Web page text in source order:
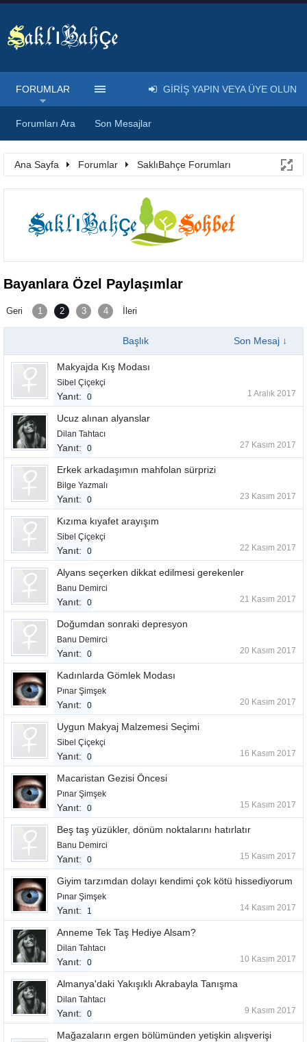
Ana Sayfa Forumlar SaklıBahçe Forumları
Bayanlara Özel Paylaşımlar
Geri 1 2 3 4 İleri
Başlık Son Mesaj ↓
Makyajda Kış Modası
Sibel Çiçekçi
Yanıt: 0 1 Aralık 2017
Ucuz alınan alyanslar
Dilan Tahtacı
Yanıt: 0 27 Kasım 2017
Erkek arkadaşımın mahfolan sürprizi
Bilge Yazmalı
Yanıt: 0 23 Kasım 2017
Kızıma kıyafet arayışım
Sibel Çiçekçi
Yanıt: 0 22 Kasım 2017
Alyans seçerken dikkat edilmesi gerekenler
Banu Demirci
Yanıt: 0 21 Kasım 2017
Doğumdan sonraki depresyon
Banu Demirci
Yanıt: 0 20 Kasım 2017
Kadınlarda Gömlek Modası
Pınar Şimşek
Yanıt: 0 20 Kasım 2017
Uygun Makyaj Malzemesi Seçimi
Sibel Çiçekçi
Yanıt: 0 16 Kasım 2017
Macaristan Gezisi Öncesi
Pınar Şimşek
Yanıt: 0 15 Kasım 2017
Beş taş yüzükler, dönüm noktalarını hatırlatır
Banu Demirci
Yanıt: 0 15 Kasım 2017
Giyim tarzımdan dolayı kendimi çok kötü hissediyorum
Pınar Şimşek
Yanıt: 1 14 Kasım 2017
Anneme Tek Taş Hediye Alsam?
Dilan Tahtacı
Yanıt: 0 10 Kasım 2017
Almanya'daki Yakışıklı Akrabayla Tanışma
Dilan Tahtacı
Yanıt: 0 9 Kasım 2017
Mağazaların ergen bölümünden yetişkin alışverişi
FORUMLAR
Forumları Ara Son Mesajlar
GIRIŞ YAPIN VEYA ÜYE OLUN